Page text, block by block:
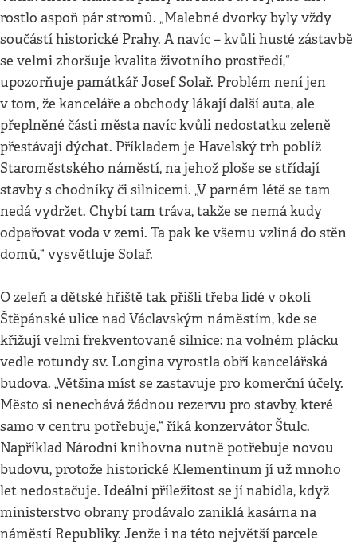
rostlo aspoň pár stromů. „Malebné dvorky byly vždy
součástí historické Prahy. A navíc – kvůli husté zástavbě
se velmi zhoršuje kvalita životního prostředí,“
upozorňuje památkář Josef Solař. Problém není jen
v tom, že kanceláře a obchody lákají další auta, ale
přeplněné části města navíc kvůli nedostatku zeleně
přestávají dýchat. Příkladem je Havelský trh poblíž
Staroměstského náměstí, na jehož ploše se střídají
stavby s chodníky či silnicemi. „V parném létě se tam
nedá vydržet. Chybí tam tráva, takže se nemá kudy
odpařovat voda v zemi. Ta pak ke všemu vzlíná do stěn
domů,“ vysvětluje Solař.
O zeleň a dětské hřiště tak přišli třeba lidé v okolí
Štěpánské ulice nad Václavským náměstím, kde se
křižují velmi frekventované silnice: na volném plácku
vedle rotundy sv. Longina vyrostla obří kancelářská
budova. „Většina míst se zastavuje pro komerční účely.
Město si nenechává žádnou rezervu pro stavby, které
samo v centru potřebuje,“ říká konzervátor Štulc.
Například Národní knihovna nutně potřebuje novou
budovu, protože historické Klementinum jí už mnoho
let nedostačuje. Ideální příležitost se jí nabídla, když
ministerstvo obrany prodávalo zaniklá kasárna na
náměstí Republiky. Jenže i na této největší parcele